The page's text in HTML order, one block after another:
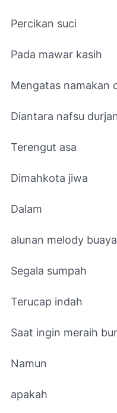
Percikan suci
Pada mawar kasih
Mengatas namakan
Diantara nafsu
Terengut asa
Dimahkota jiwa
Dalam
alunan melody buaya
Segala sumpah
Terucap indah
Saat ingin meraih
Namun
apakah